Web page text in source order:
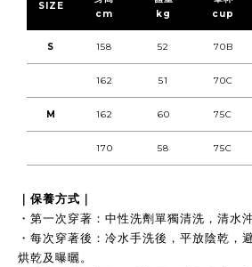
SIZE
cm
kg
cup
S 158 52 70B
162 51 70C
M 162 60 75C
170 58 75C
｜保養方式｜
・第一次穿著：中性洗劑單獨清洗，清水
・每次穿著後：冷水手洗後，平放陰乾，
烘乾及曝曬。